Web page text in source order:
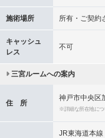
施術場所 所有・ご契約
キャッシュ
レス
不可
三宮ルームへの案内
住 所
神戸市中央区
※詳細な所在地につ
JR東海道本